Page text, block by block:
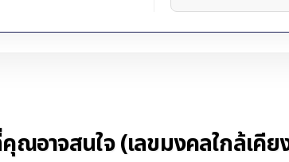
ณอาจสนใจ (เลขมงคลใกล้เคีย